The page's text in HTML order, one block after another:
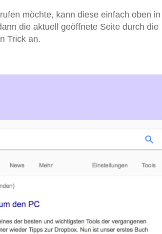
möchte, kann diese einfach oben in
die aktuell geöffnete Seite durch die
Trick an.